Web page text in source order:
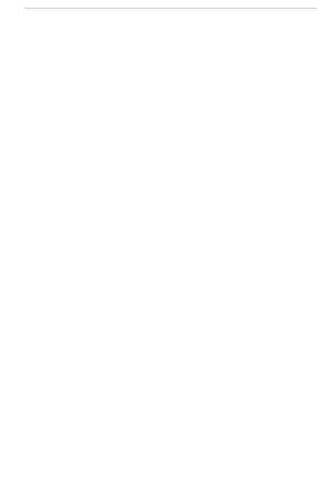
참관객 계측방법 자동계측기 활용